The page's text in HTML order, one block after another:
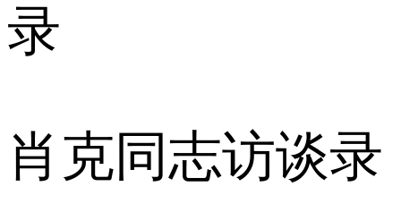
录
肖克同志访谈录